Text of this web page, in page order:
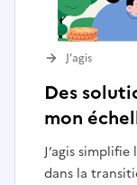
Des
mon
J’agis
dans la
J’agis